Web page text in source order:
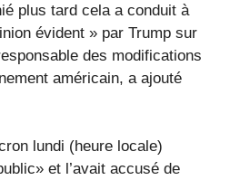
plus tard cela a conduit à
évident » par Trump sur
des modifications
américain, a ajouté
lundi (heure locale)
et l’avait accusé de